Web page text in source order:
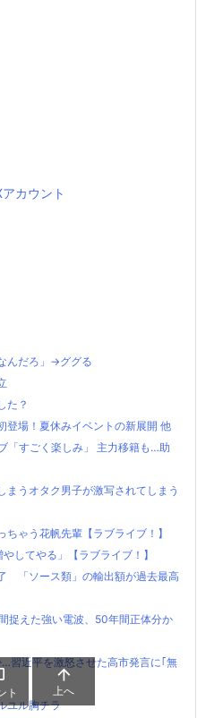
カウント
んだろ」→ググる
た？
登場！夏休みイベントの新展開 他
「すごく楽しみ」 主力移籍も…助
まうオタク男子が激写されてしまう
ちゃう花帆先輩【ラブライブ！】
してやる」【ラブライブ！】
「ソース類」の輸出額が過去最高
捉えた強い電波、50年間正体分か
…習近平を激怒させた高市発言に｢無
ユル胸チラ
ト

上へ